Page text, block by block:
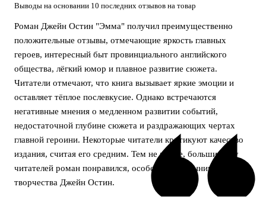
Выводы на основании 10 последних отзывов на товар
Роман Джейн Остин "Эмма" получил преимущественно
положительные отзывы, отмечающие яркость главных
героев, интересный быт провинциального английского
общества, лёгкий юмор и плавное развитие сюжета.
Читатели отмечают, что книга вызывает яркие эмоции и
оставляет тёплое послевкусие. Однако встречаются
негативные мнения о медленном развитии событий,
недостаточной глубине сюжета и раздражающих чертах
главной героини. Некоторые читатели критикуют качество
издания, считая его средним. Тем не менее, большинству
читателей роман понравился, особенно поклонникам
творчества Джейн Остин.